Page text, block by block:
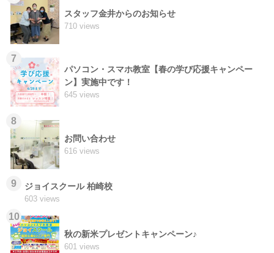
スタッフ金井からのお知らせ
710 views
7
パソコン・スマホ教室【春の学び応援キャンペー
ン】実施中です！
645 views
8
お問い合わせ
616 views
9 ジョイスクール 柏崎校
603 views
10
秋の新米プレゼントキャンペーン♪
601 views